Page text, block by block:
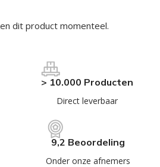
dit product momenteel.
> 10.000 Producten
Direct leverbaar
9,2 Beoordeling
Onder onze afnemers